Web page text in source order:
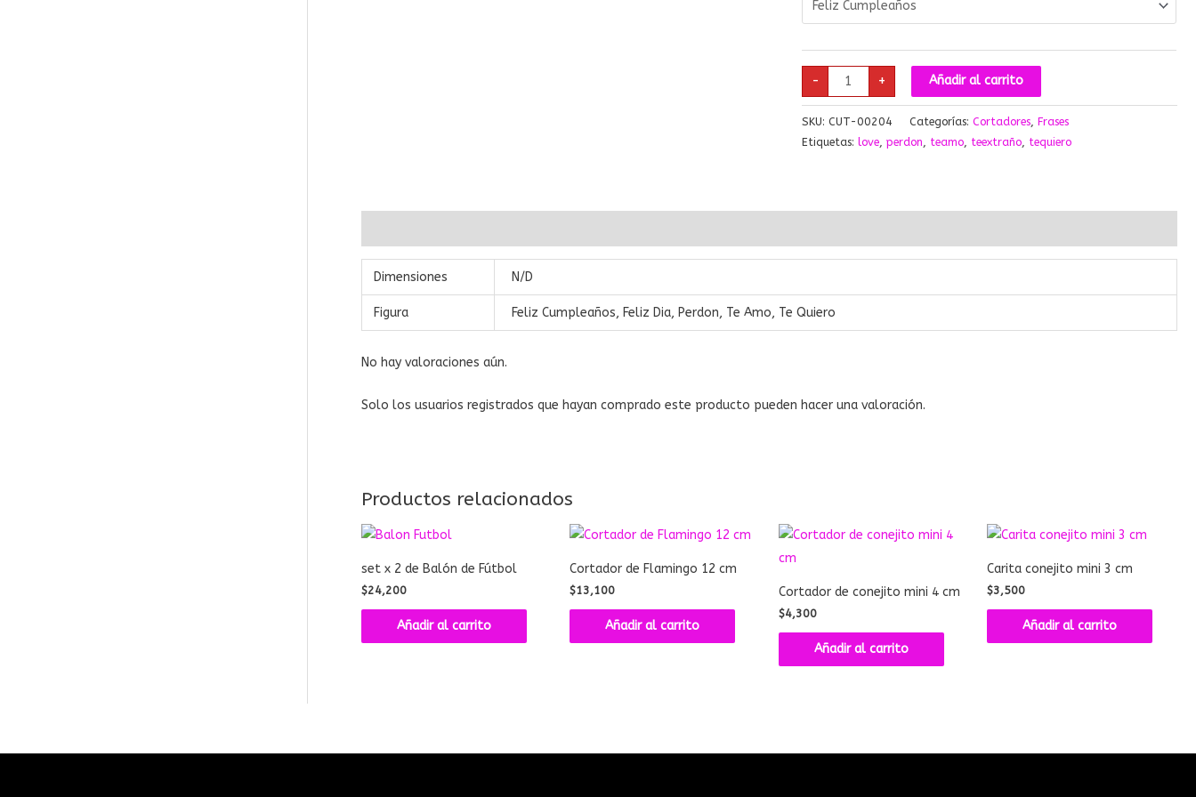
- + Añadir al carrito
SKU:CUT-00204 Categorías:Cortadores,Frases
Etiquetas:love,perdon, teamo, teextraño, tequiero
Dimensiones N/D
Figura Feliz Cumpleaños, Feliz Dia, Perdon, Te Amo, Te Quiero
No hay valoraciones aún.
Solo los usuarios registrados que hayan comprado este producto pueden hacer una valoración.
Productos relacionados
set x 2 de Balón de Fútbol
$24,200
Añadir al carrito
Cortador de Flamingo 12 cm
$13,100
Añadir al carrito
Cortador de conejito mini 4 cm
$4,300
Añadir al carrito
Carita conejito mini 3 cm
$3,500
Añadir al carrito